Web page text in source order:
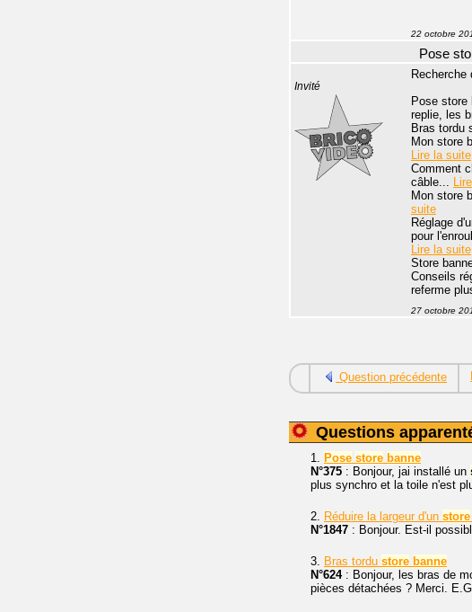
22 octobre
Pose
Invité
Recherche
Pose store
replie, les
Bras tordu
Mon store
Lire la suite
Comment
câble...
Mon store
suite
Réglage
pour
Lire la suite
Store
Conseils
referme
27 octobre
Question précédente
Questions
1. Pose store banne
N°375 : Bonjour, jai installé un
plus synchro et la toile n'est
2. Réduire la largeur d'un store
N°1847 : Bonjour. Est-il
3. Bras tordu store banne
N°624: Bonjour, les bras de
pièces détachées ? Merci. E.G